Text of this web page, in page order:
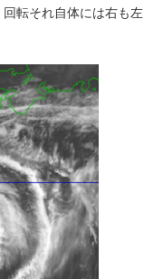
転それ自体には右も左